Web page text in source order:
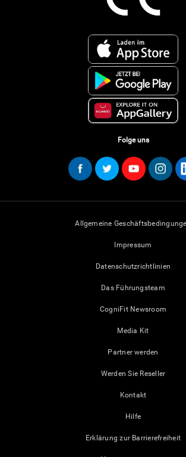
Folge uns
Allgemeine
Impressum
Datenschutzrichtlinien
Das Führungsteam
CogniFit Newsroom
Media Kit
Partner werden
Werden Sie Reseller
Kontakt
Hilfe
Erklärung zur Barrierefreiheit